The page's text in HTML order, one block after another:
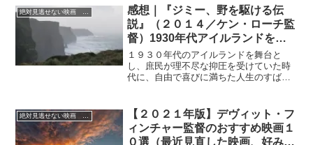
で英文学を専攻した秀才でもあります。
数多くの映画作品に出演しています。そ
のうちの最近見た10作品についてまとめ
てみました。参考にしてみてください。
感想｜『ジミー、野を駆ける伝
説』（２０１４／ケン・ローチ監
督）1930年代アイルランドを舞
台に、実在の活動家ジミー・グラ
ルトンの生きざまを描いたドラマ
１９３０年代のアイルランドを舞台と
し、庶民が理不尽な抑圧を受けていた時
代に、自由で喜びに満ちた人生のすばら
を描写
絶対見逃せない映画 おすすめ
【２０２１年版】デヴィット・フ
ィンチャー監督のおすすめ映画１
０選（最近見直した映画、好み